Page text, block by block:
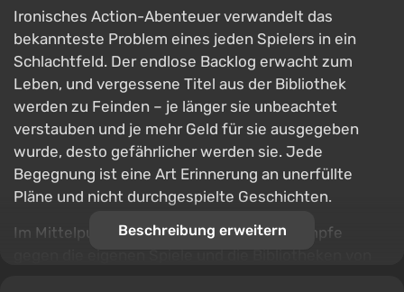
Ironisches Action-Abenteuer verwandelt das
bekannteste Problem eines jeden Spielers in ein
Schlachtfeld. Der endlose Backlog erwacht zum
Leben, und vergessene Titel aus der Bibliothek
werden zu Feinden – je länger sie unbeachtet
verstauben und je mehr Geld für sie ausgegeben
wurde, desto gefährlicher werden sie. Jede
Begegnung ist eine Art Erinnerung an unerfüllte
Pläne und nicht durchgespielte Geschichten.
Im Mittelpunkt des Gameplays stehen Kämpfe
Beschreibung erweitern